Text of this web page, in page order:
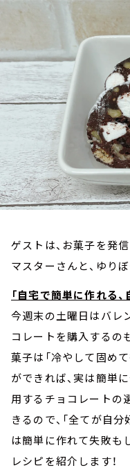
お知らせ
イベント・グッズ
YouTube
会社情報
ゲストは、お菓子を発
マスターさんと、ゆり
「自宅で簡単に作れる
今週末の土曜日はバレ
コレートを購入するの
菓子は「冷やして固め
ができれば、実は簡単
用するチョコレートの
きるので、「全てが自
は簡単に作れて失敗も
レシピを紹介します！